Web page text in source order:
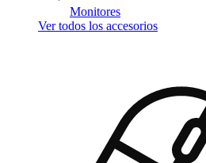
Monitores
Ver todos los accesorios